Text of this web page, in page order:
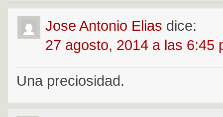
Jose Antonio Elias dice:
27 agosto, 2014 a las 6:45
Una preciosidad.